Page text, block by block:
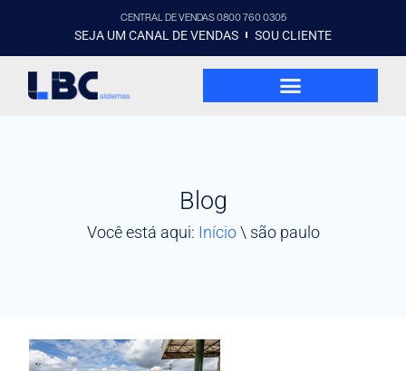
CENTRAL DE VENDAS 0800 760 0305
SEJA UM CANAL DE VENDAS SOU CLIENTE
Blog
Você está aqui: Início\ são paulo